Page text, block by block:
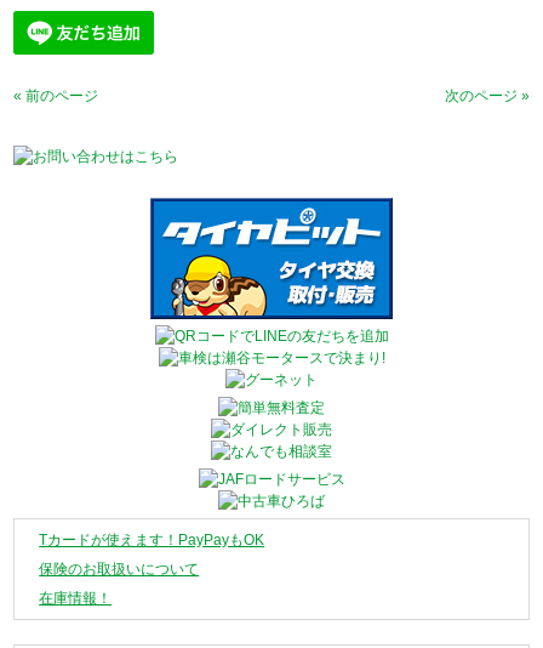
« 前のページ 次のページ »
Tカードが使えます！PayPayもOK
保険のお取扱いについて
在庫情報！